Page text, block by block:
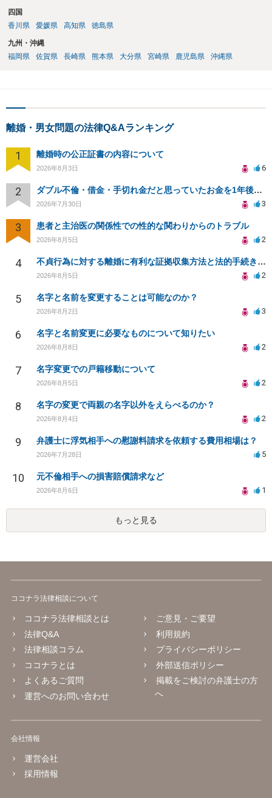
四国
香川県
愛媛県 高知県 徳島県
九州・沖縄
福岡県
佐賀県 長崎県 熊本県 大分県 宮崎県 鹿児島県 沖縄県
離婚・男女問題の法律Q&Aランキング
1 離婚時の公正証書の内容について
2026年8月3日 6
2 ダブル不倫・借金・手切れ金だと思っていたお金を1年後いまさら脅迫罪として通知書が来てまとめて請求
2026年7月30日 3
3 患者と主治医の関係性での性的な関わりからのトラブル
2026年8月5日 2
4 不貞行為に対する離婚に有利な証拠収集方法と法的手続きについて
2026年8月5日 2
5 名字と名前を変更することは可能なのか？
2026年8月2日 3
6 名字と名前変更に必要なものについて知りたい
2026年8月8日 2
7 名字変更での戸籍移動について
2026年8月5日 2
8 名字の変更で両親の名字以外をえらべるのか？
2026年8月4日 2
9 弁護士に浮気相手への慰謝料請求を依頼する費用相場は？
2026年7月28日 5
10 元不倫相手への損害賠償請求など
2026年8月6日 1
もっと見る
ココナラ法律相談について
ココナラ法律相談とは
法律Q&A
法律相談コラム
ココナラとは
よくあるご質問
運営へのお問い合わせ
ご意見・ご要望
利用規約
プライバシーポリシー
外部送信ポリシー
掲載をご検討の弁護士の方
へ
会社情報
運営会社
採用情報